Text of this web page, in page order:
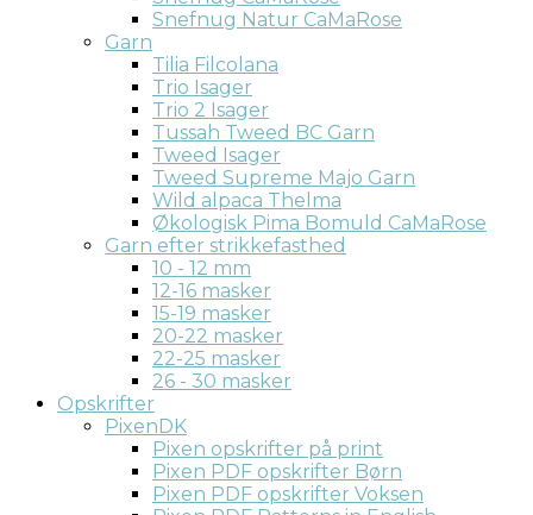
Snefnug Natur CaMaRose
Garn
Tilia Filcolana
Trio Isager
Trio 2 Isager
Tussah Tweed BC Garn
Tweed Isager
Tweed Supreme Majo Garn
Wild alpaca Thelma
Økologisk Pima Bomuld CaMaRose
Garn efter strikkefasthed
10 - 12 mm
12-16 masker
15-19 masker
20-22 masker
22-25 masker
26 - 30 masker
Opskrifter
PixenDK
Pixen opskrifter på print
Pixen PDF opskrifter Børn
Pixen PDF opskrifter Voksen